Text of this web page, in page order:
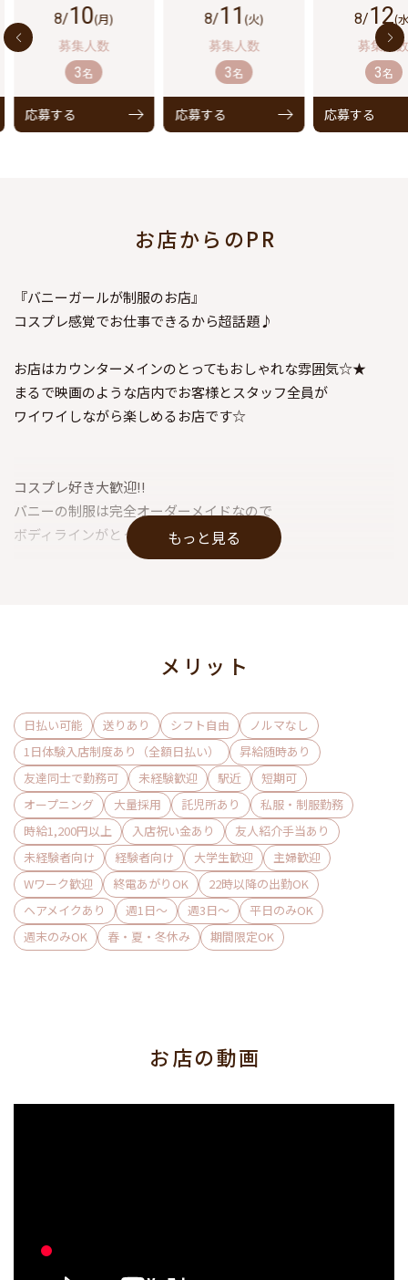
8/10(月)
3名
応募する
8/11 (火)
3名
応募する
8/12(
3名
応募する
お店からのPR
『バニーガールが制服のお店』
コスプレ感覚でお仕事できるから超話題♪
お店はカウンターメインのとってもおしゃれな雰囲気☆★
まるで映画のような店内でお客様とスタッフ全員が
ワイワイしながら楽しめるお店です☆
コスプレ好き大歓迎!!
バニーの制服は完全オーダーメイドなので
ボディラインがとっても綺麗に見えます☆
安心して続けられるよう、希望のシフトを最大限考慮します
◎
希望は遠慮なく、何でも仰ってくださいね！
▼人を喜ばせる仕事がしたい方
▼自分の好きなコンテンツを世の中に広めたいと思っている
方
▼衣装はかわいいけど・・勇気がでない・・と断念した方
ぜひ一度当店でチャレンジしてみませんか？
ご連絡お待ちしております＾＾
もっと見る
メリット
日払い可能 送りあり シフト自由
ノルマなし
1日体験入店制度あり（全額日払い）
昇給随時あり
友達同士で勤務可
未経験歓迎 駅近
短期可
オープニング
大量採用 託児所あり
私服・制服勤務
時給1,200円以上
入店祝い金あり
友人紹介手当あり
未経験者向け
経験者向け 大学生歓迎
主婦歓迎
Wワーク歓迎
終電あがりOK
22時以降の出勤OK
ヘアメイクあり
週1日〜 週3日〜
平日のみOK
週末のみOK
春・夏・冬休み 期間限定OK
お店の動画